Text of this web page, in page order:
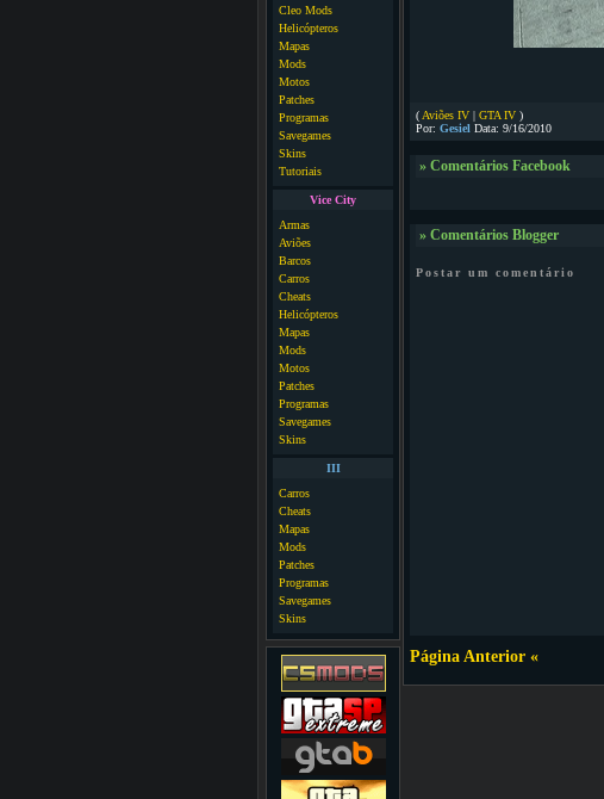
Cleo Mods
Helicópteros
Mapas
Mods
Motos
Patches
Programas
Savegames
Skins
Tutoriais
Vice City
Armas
Aviões
Barcos
Carros
Cheats
Helicópteros
Mapas
Mods
Motos
Patches
Programas
Savegames
Skins
III
Carros
Cheats
Mapas
Mods
Patches
Programas
Savegames
Skins
( Aviões IV | GTA IV )
Por: Gesiel Data: 9/16/2010
» Comentários Facebook
» Comentários Blogger
Postar um comentário
Página Anterior «